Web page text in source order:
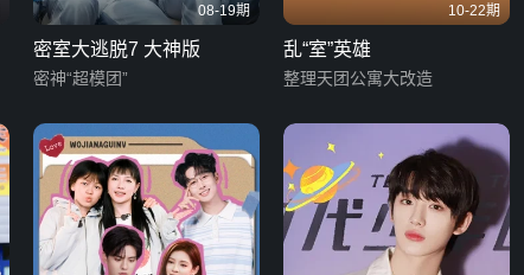
08-19期
密室大逃脱7 大神版
密神“超模团”
10-22期
乱“室”英雄
整理天团公寓大改造